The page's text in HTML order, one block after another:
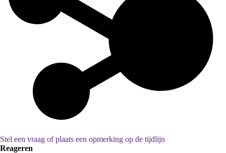
Stel een vraag of plaats een opmerking op de tijdlijn
Reageren